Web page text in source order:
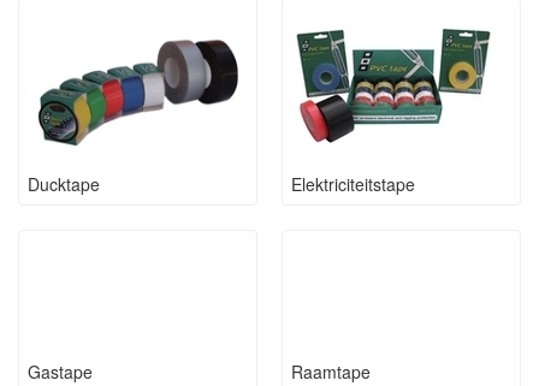
Ducktape Elektriciteitstape
Gastape Raamtape